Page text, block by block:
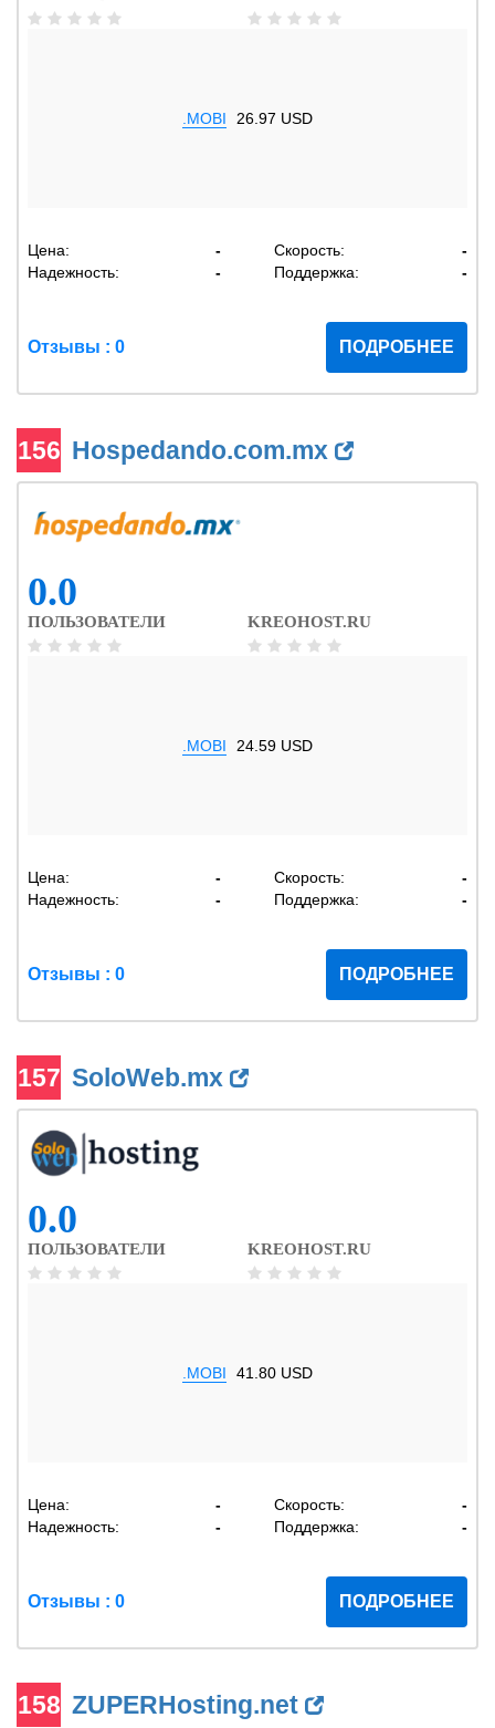
.MOBI 26.97 USD
Цена: - Скорость:
-
Надежность:
- Поддержка: -
Отзывы : 0 ПОДРОБНЕЕ
156 Hospedando.com.mx
0.0
ПОЛЬЗОВАТЕЛИ KREOHOST.RU
.MOBI 24.59 USD
Цена: - Скорость:
-
Надежность:
- Поддержка: -
Отзывы : 0 ПОДРОБНЕЕ
157 SoloWeb.mx
0.0
ПОЛЬЗОВАТЕЛИ KREOHOST.RU
.MOBI 41.80 USD
Цена: - Скорость:
-
Надежность:
- Поддержка: -
Отзывы : 0 ПОДРОБНЕЕ
158 ZUPERHosting.net